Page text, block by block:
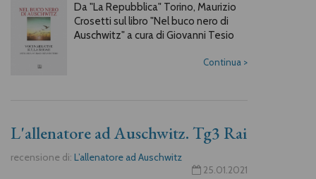
Da "La Repubblica" Torino, Maurizio
Crosetti sul libro "Nel buco nero di
Auschwitz" a cura di Giovanni Tesio
Continua >
L'allenatore ad Auschwitz. Tg3 Rai
recensione di: L’allenatore ad Auschwitz
25.01.2021